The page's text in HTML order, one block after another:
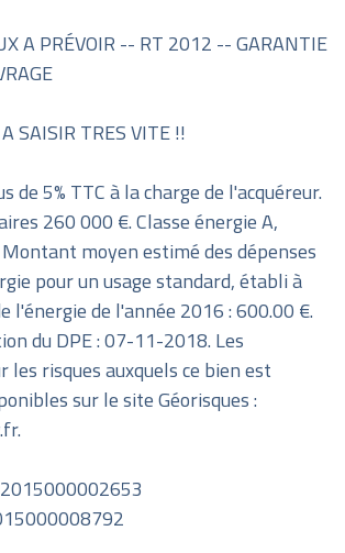
A PRÉVOIR -- RT 2012 -- GARANTIE
SAISIR TRES VITE !!
de 5% TTC à la charge de l'acquéreur.
260 000 €. Classe énergie A,
moyen estimé des dépenses
pour un usage standard, établi à
l'énergie de l'année 2016 : 600.00 €.
du DPE : 07-11-2018. Les
risques auxquels ce bien est
sur le site Géorisques :